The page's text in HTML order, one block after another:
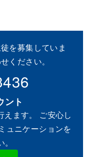
を募集していま
ください。
ント
えます。 ご安心し
ュニケーションを